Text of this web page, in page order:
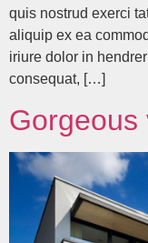
quis nostrud exerci
aliquip ex ea
iriure dolor in
consequat, […]
Gorgeous